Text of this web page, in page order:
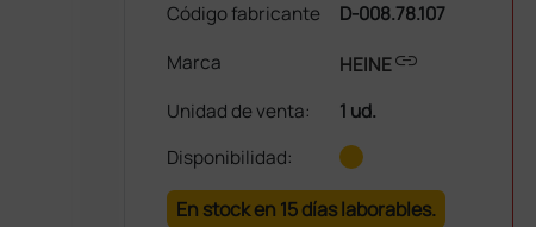
Código fabricante
D-008.78.107
Marca
HEINElink
Unidad de venta:
1 ud.
Disponibilidad:
En stock en 15 días laborables.